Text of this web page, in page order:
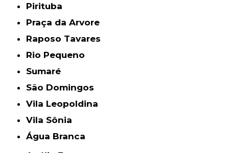
Pirituba
Praça da Arvore
Raposo Tavares
Rio Pequeno
Sumaré
São Domingos
Vila Leopoldina
Vila Sônia
Água Branca